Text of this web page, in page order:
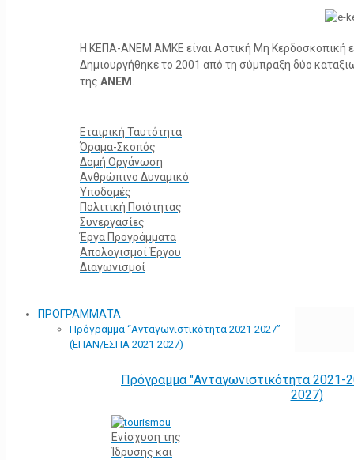
Η ΚΕΠΑ-ΑΝΕΜ ΑΜΚΕ είναι Αστική Μη Κερδοσκοπική
Δημιουργήθηκε το 2001 από τη σύμπραξη δύο
της ΑΝΕΜ
Εταιρική Ταυτότητα
Όραμα-Σκοπός
Δομή Οργάνωση
Ανθρώπινο Δυναμικό
Υποδομές
Πολιτική Ποιότητας
Συνεργασίες
Έργα Προγράμματα
Απολογισμοί Έργου
Διαγωνισμοί
ΠΡΟΓΡΑΜΜΑΤΑ
Πρόγραμμα “Ανταγωνιστικότητα 2021-2027”
(ΕΠΑΝ/ΕΣΠΑ 2021-2027)
Πρόγραμμα "Ανταγωνιστικότητα
2027)
Ενίσχυση της
Ίδρυσης και